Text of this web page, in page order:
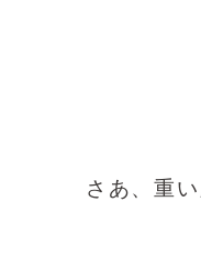
さあ、重